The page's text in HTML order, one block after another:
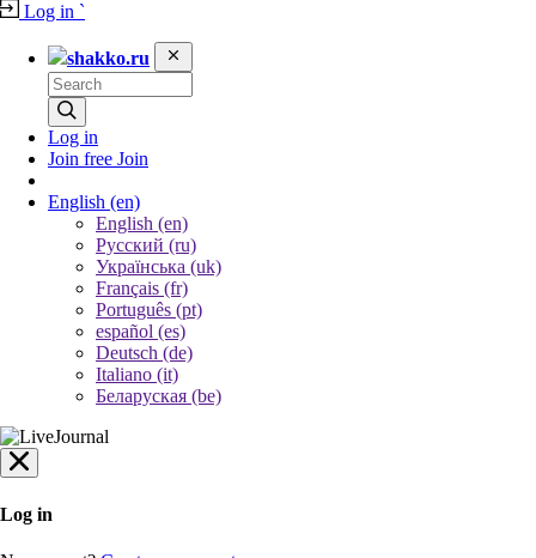
Log in `
shakko.ru
Log in
Join free Join
English (en)
English (en)
Русский (ru)
Українська (uk)
Français (fr)
Português (pt)
español (es)
Deutsch (de)
Italiano (it)
Беларуская (be)
Log in